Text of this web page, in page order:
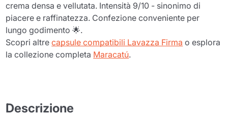
crema densa e vellutata. Intensità 9/10 - sinonimo di
piacere e raffinatezza. Confezione conveniente per
lungo godimento 🌟.
Scopri altrecapsule compatibili Lavazza Firma o esplora
la collezione completa Maracatú.
Descrizione